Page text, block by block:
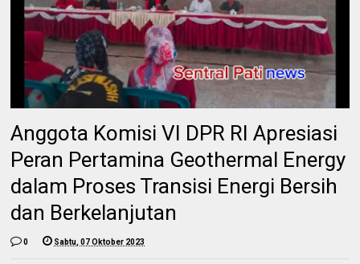
Anggota Komisi VI DPR RI Apresiasi
Peran Pertamina Geothermal Energy
dalam Proses Transisi Energi Bersih
dan Berkelanjutan
0 Sabtu, 07 Oktober 2023